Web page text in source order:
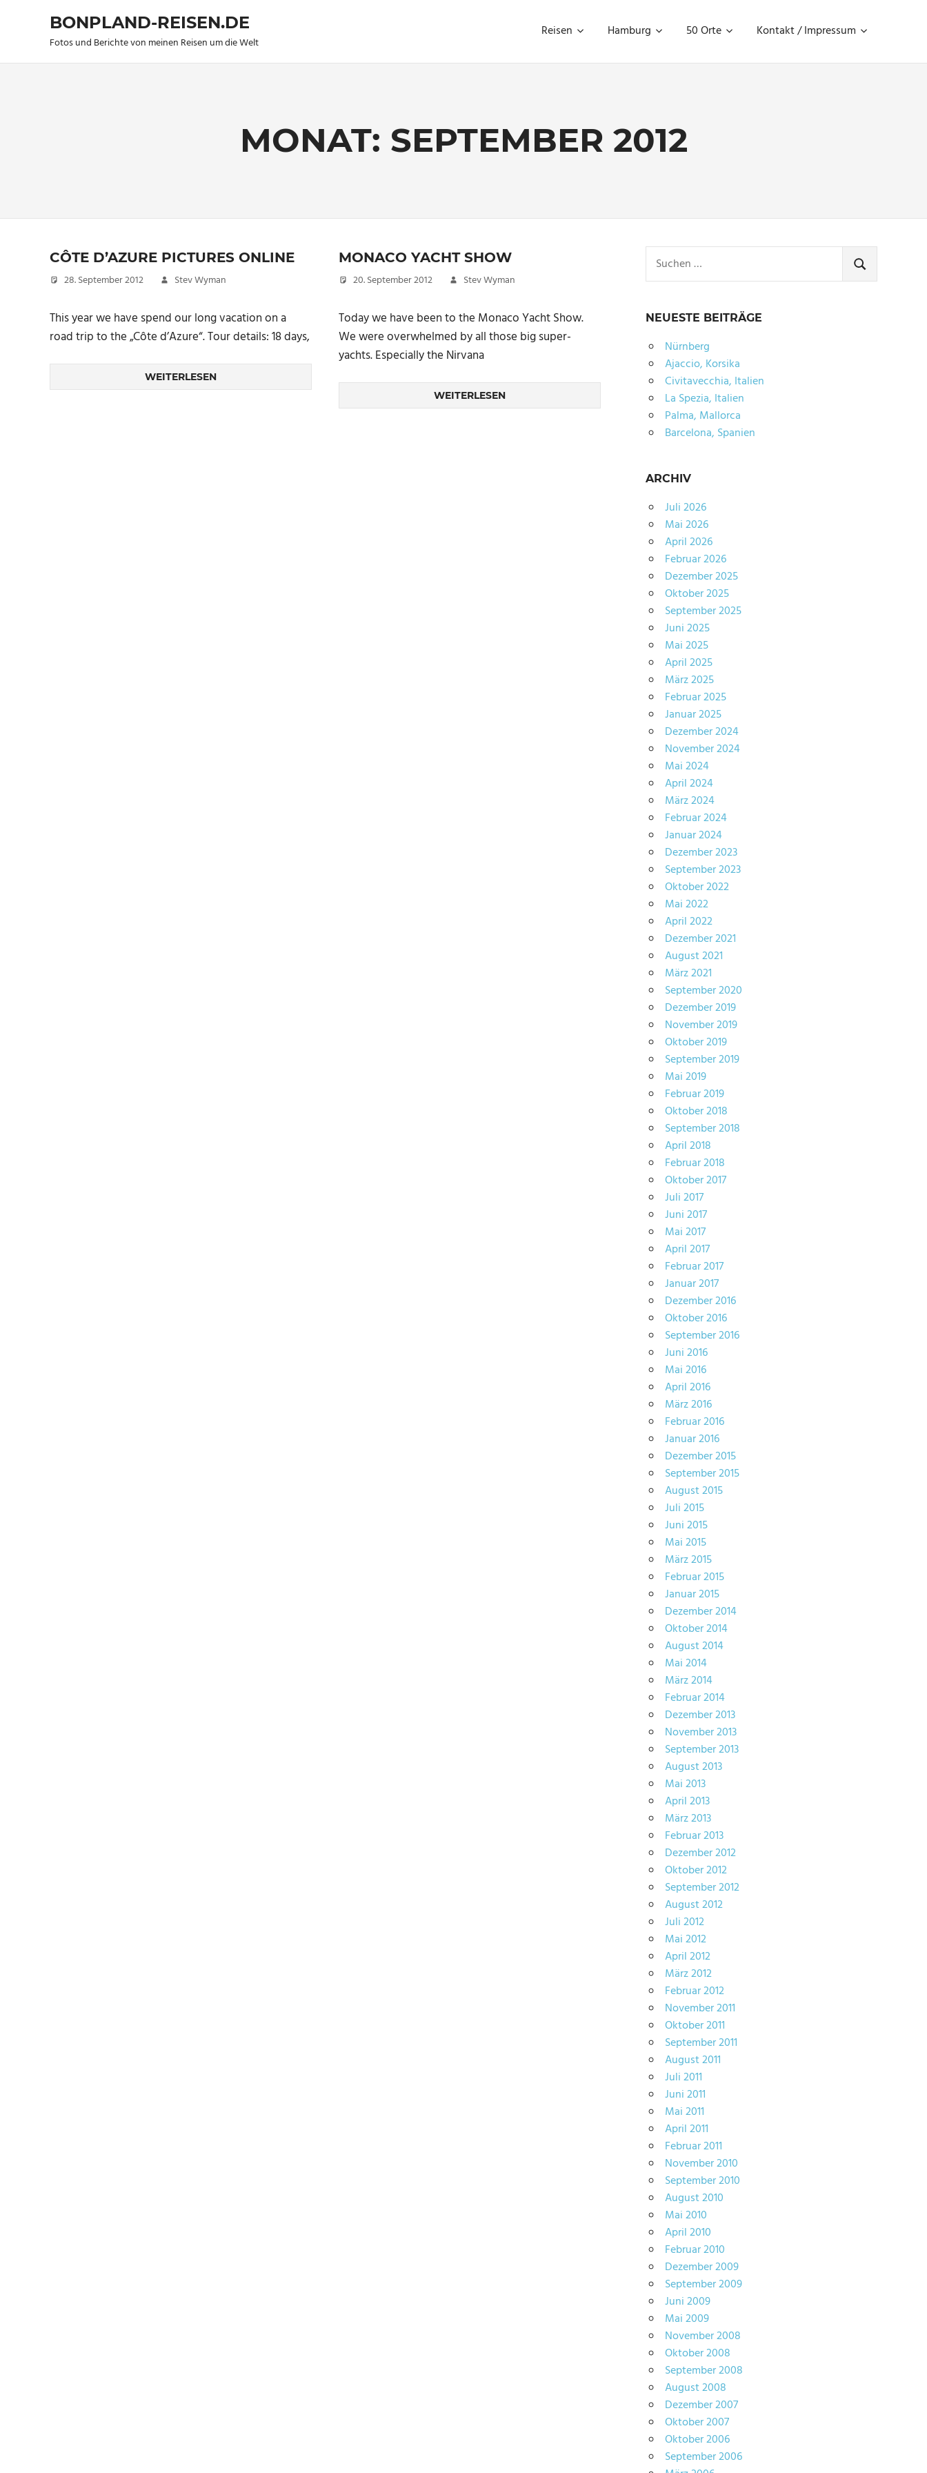
BONPLAND-REISEN.DE
Fotos und Berichte von meinen Reisen um die Welt
Reisen Hamburg 50 Orte Kontakt / Impressum
MONAT: SEPTEMBER 2012
CÔTE D’AZURE PICTURES ONLINE
28. September 2012 Stev Wyman
This year we have spend our long vacation on a
road trip to the „Côte d’Azure“. Tour details: 18 days,
WEITERLESEN
MONACO YACHT SHOW
20. September 2012 Stev Wyman
Today we have been to the Monaco Yacht Show.
We were overwhelmed by all those big super-
yachts. Especially the Nirvana
WEITERLESEN
nach:
SUCHEN
NEUESTE BEITRÄGE
Nürnberg
Ajaccio, Korsika
Civitavecchia, Italien
La Spezia, Italien
Palma, Mallorca
Barcelona, Spanien
ARCHIV
Juli 2026
Mai 2026
April 2026
Februar 2026
Dezember 2025
Oktober 2025
September 2025
Juni 2025
Mai 2025
April 2025
März 2025
Februar 2025
Januar 2025
Dezember 2024
November 2024
Mai 2024
April 2024
März 2024
Februar 2024
Januar 2024
Dezember 2023
September 2023
Oktober 2022
Mai 2022
April 2022
Dezember 2021
August 2021
März 2021
September 2020
Dezember 2019
November 2019
Oktober 2019
September 2019
Mai 2019
Februar 2019
Oktober 2018
September 2018
April 2018
Februar 2018
Oktober 2017
Juli 2017
Juni 2017
Mai 2017
April 2017
Februar 2017
Januar 2017
Dezember 2016
Oktober 2016
September 2016
Juni 2016
Mai 2016
April 2016
März 2016
Februar 2016
Januar 2016
Dezember 2015
September 2015
August 2015
Juli 2015
Juni 2015
Mai 2015
März 2015
Februar 2015
Januar 2015
Dezember 2014
Oktober 2014
August 2014
Mai 2014
März 2014
Februar 2014
Dezember 2013
November 2013
September 2013
August 2013
Mai 2013
April 2013
März 2013
Februar 2013
Dezember 2012
Oktober 2012
September 2012
August 2012
Juli 2012
Mai 2012
April 2012
März 2012
Februar 2012
November 2011
Oktober 2011
September 2011
August 2011
Juli 2011
Juni 2011
Mai 2011
April 2011
Februar 2011
November 2010
September 2010
August 2010
Mai 2010
April 2010
Februar 2010
Dezember 2009
September 2009
Juni 2009
Mai 2009
November 2008
Oktober 2008
September 2008
August 2008
Dezember 2007
Oktober 2007
Oktober 2006
September 2006